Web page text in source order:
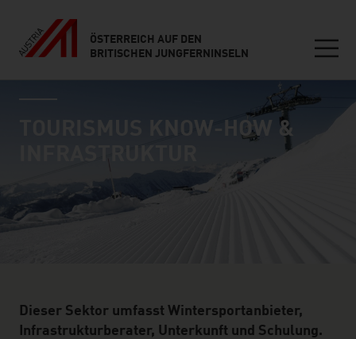
ÖSTERREICH AUF DEN
BRITISCHEN JUNGFERNINSELN
Inhalt
industry page
TOURISMUS KNOW-HOW &
Dieser Sektor umfasst Wintersportanbieter,
Infrastrukturberater, Unterkunft und Schulung.